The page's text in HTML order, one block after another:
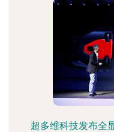
超多维科技发布全